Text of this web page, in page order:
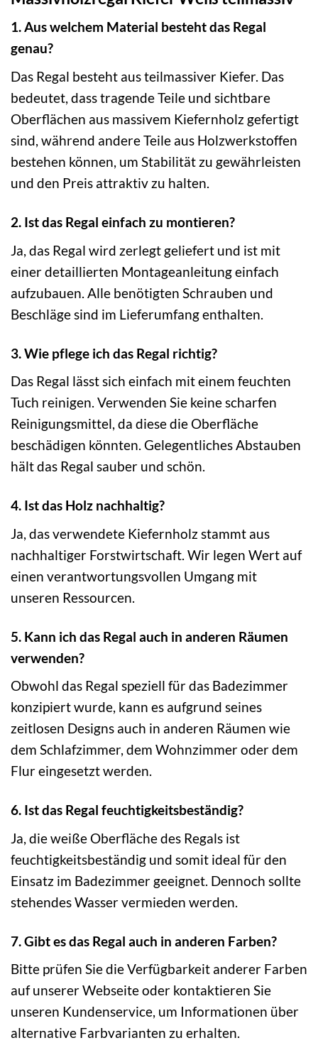
1. Aus welchem Material besteht das Regal
genau?
Das Regal besteht aus teilmassiver Kiefer. Das
bedeutet, dass tragende Teile und sichtbare
Oberflächen aus massivem Kiefernholz gefertigt
sind, während andere Teile aus Holzwerkstoffen
bestehen können, um Stabilität zu gewährleisten
und den Preis attraktiv zu halten.
2. Ist das Regal einfach zu montieren?
Ja, das Regal wird zerlegt geliefert und ist mit
einer detaillierten Montageanleitung einfach
aufzubauen. Alle benötigten Schrauben und
Beschläge sind im Lieferumfang enthalten.
3. Wie pflege ich das Regal richtig?
Das Regal lässt sich einfach mit einem feuchten
Tuch reinigen. Verwenden Sie keine scharfen
Reinigungsmittel, da diese die Oberfläche
beschädigen könnten. Gelegentliches Abstauben
hält das Regal sauber und schön.
4. Ist das Holz nachhaltig?
Ja, das verwendete Kiefernholz stammt aus
nachhaltiger Forstwirtschaft. Wir legen Wert auf
einen verantwortungsvollen Umgang mit
unseren Ressourcen.
5. Kann ich das Regal auch in anderen Räumen
verwenden?
Obwohl das Regal speziell für das Badezimmer
konzipiert wurde, kann es aufgrund seines
zeitlosen Designs auch in anderen Räumen wie
dem Schlafzimmer, dem Wohnzimmer oder dem
Flur eingesetzt werden.
6. Ist das Regal feuchtigkeitsbeständig?
Ja, die weiße Oberfläche des Regals ist
feuchtigkeitsbeständig und somit ideal für den
Einsatz im Badezimmer geeignet. Dennoch sollte
stehendes Wasser vermieden werden.
7. Gibt es das Regal auch in anderen Farben?
Bitte prüfen Sie die Verfügbarkeit anderer Farben
auf unserer Webseite oder kontaktieren Sie
unseren Kundenservice, um Informationen über
alternative Farbvarianten zu erhalten.